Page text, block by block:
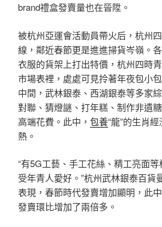
brand禮盒發賣量也在晉陞。
被杭州亞運會活動員帶火后，杭州
線，鄰近春節更是進進掃貨岑嶺。
衣服的貨架上打出特價，杭州四時青
市場表裡，處處可見拎著年夜包小
中間，武林銀泰、西湖銀泰等多家
對聯、猜燈謎、打年糕、制作非遺
高端花費。此中， 包養“龍”的生肖
熱。
“有5G工藝、手工花絲、精工亮面
受年青人愛好。”杭州武林銀泰百貨
表現，春節時代發賣增加顯明，此
發賣環比增加了兩倍多。